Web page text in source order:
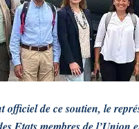
officiel de ce soutien, le